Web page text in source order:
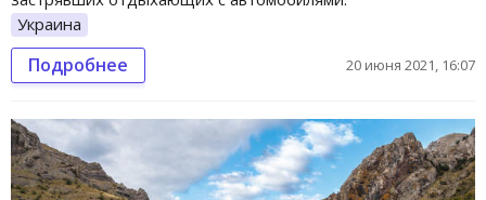
Украина
Подробнее 20 июня 2021, 16:07